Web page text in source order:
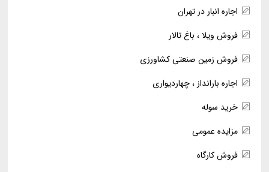
اجاره انبار در تهران
فروش ویلا ، باغ تالار
فروش زمین صنعتی کشاورزی
اجاره بارانداز ، چهاردیواری
خرید سوله
مزایده عمومی
فروش کارگاه